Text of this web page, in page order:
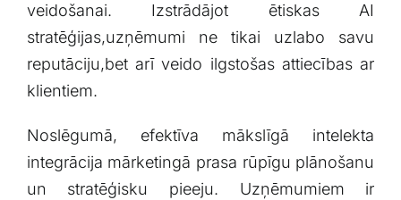
veidošanai. Izstrādājot ētiskas AI‍
stratēģijas,uzņēmumi ne tikai uzlabo savu
reputāciju,bet‍ arī veido ilgstošas attiecības ⁣ar
klientiem.
Noslēgumā, efektīva⁣ mākslīgā intelekta
integrācija mārketingā prasa rūpīgu plānošanu
un stratēģisku pieeju. Uzņēmumiem​ ir